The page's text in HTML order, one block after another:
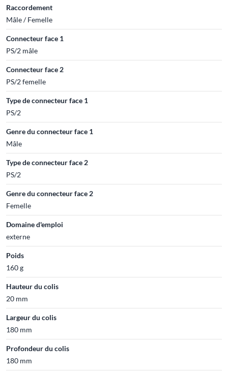
Raccordement
Mâle / Femelle
Connecteur face 1
PS/2 mâle
Connecteur face 2
PS/2 femelle
Type de connecteur face 1
PS/2
Genre du connecteur face 1
Mâle
Type de connecteur face 2
PS/2
Genre du connecteur face 2
Femelle
Domaine d'emploi
externe
Poids
160 g
Hauteur du colis
20 mm
Largeur du colis
180 mm
Profondeur du colis
180 mm